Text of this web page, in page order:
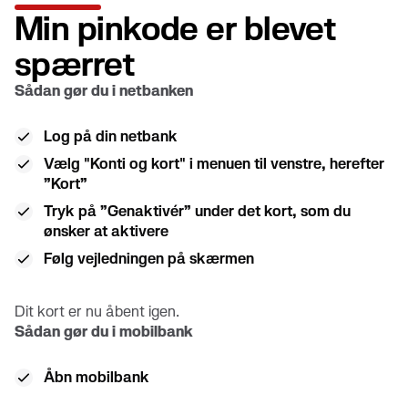
Min pinkode er blevet
spærret
Sådan gør du i netbanken
Log på din netbank
Vælg "Konti og kort" i menuen til venstre, herefter
”Kort”
Tryk på ”Genaktivér” under det kort, som du
ønsker at aktivere
Følg vejledningen på skærmen
Dit kort er nu åbent igen.
Sådan gør du i mobilbank
Åbn mobilbank